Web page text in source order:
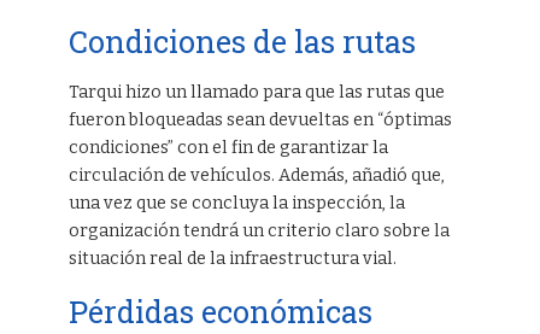
Condiciones de las rutas
Tarqui hizo un llamado para que las rutas que
fueron bloqueadas sean devueltas en “óptimas
condiciones” con el fin de garantizar la
circulación de vehículos. Además, añadió que,
una vez que se concluya la inspección, la
organización tendrá un criterio claro sobre la
situación real de la infraestructura vial.
Pérdidas económicas